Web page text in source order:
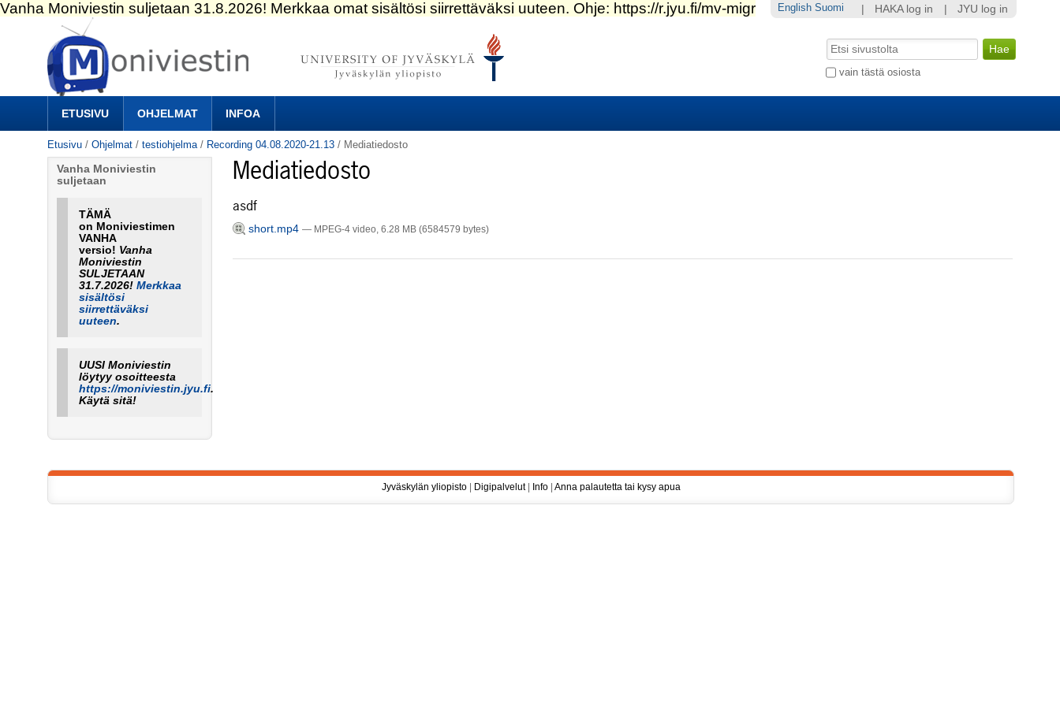
Siirry
sisältöön.
|
Siirry
navigointiin
ETUSIVU OHJELMAT INFOA
Hae
vain tästä osiosta
Laajennettu
Etusivu /Ohjelmat /testiohjelma / Recording 04.08.2020-21.13 / Mediatiedosto
Mediatiedosto
asdf
short.mp4 — MPEG-4 video, 6.28 MB (6584579 bytes)
Vanha Moniviestin
suljetaan
TÄMÄ
on Moniviestimen
VANHA
versio! Vanha
Moniviestin
SULJETAAN
31.7.2026! Merkkaa
sisältösi
siirrettäväksi
uuteen.
UUSI Moniviestin
löytyy osoitteesta
https://moniviestin.jyu.fi.
Käytä sitä!
HAKA log in JYU log in
English Suomi
Jyväskylän yliopisto| Digipalvelut| Info| Anna palautetta tai kysy apua